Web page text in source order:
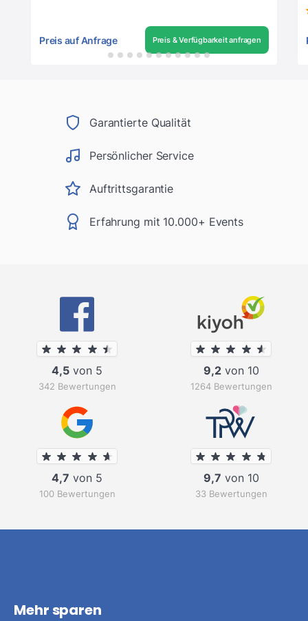
Preis auf Anfrage Preis & Verfügbarkeit anfragen
Garantierte Qualität
Persönlicher Service
Auftrittsgarantie
Erfahrung mit 10.000+ Events
4,5 von 5
342 Bewertungen
9,2von 10
1264 Bewertungen
4,7 von 5
100 Bewertungen
9,7 von 10
33 Bewertungen
Mehr sparen